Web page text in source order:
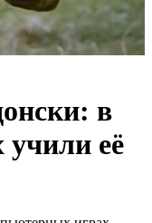
в
учили её